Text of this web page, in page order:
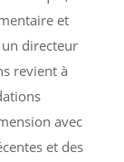
et
directeur
revient à
avec
et des